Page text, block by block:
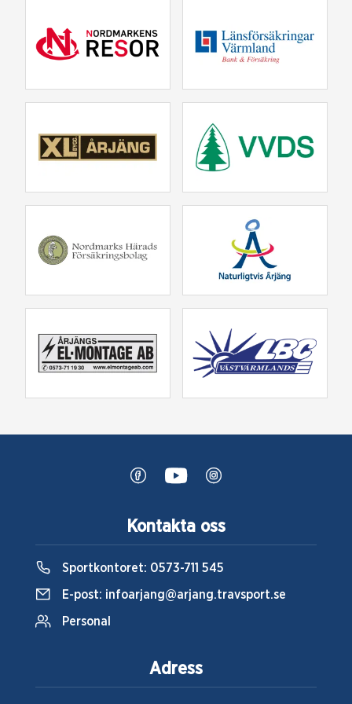
Kontakta oss
Sportkontoret: 0573-711 545
E-post: infoarjang@arjang.travsport.se
Personal
Adress